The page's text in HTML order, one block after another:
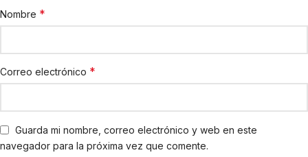
Nombre *
Correo electrónico *
Guarda mi nombre, correo electrónico y web en este
navegador para la próxima vez que comente.